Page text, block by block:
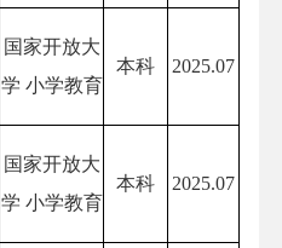
国家开放大
学 小学教育
本科 2025.07
国家开放大
学 小学教育
本科 2025.07